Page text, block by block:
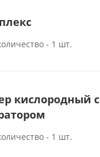
- 1 шт.
кислородный с
- 1 шт.